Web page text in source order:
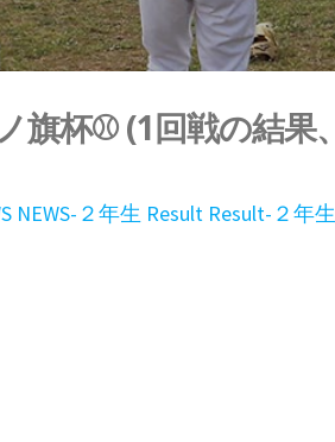
杯⚾ (1回戦の結果、
NEWS-２年生 Result Result-２年生